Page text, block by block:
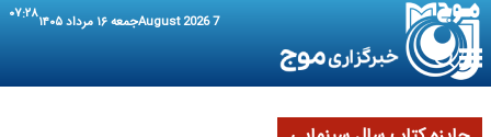
7 August 2026 جمعه ۱۶ مرداد ۱۴۰۵ ۰۷:۲۸